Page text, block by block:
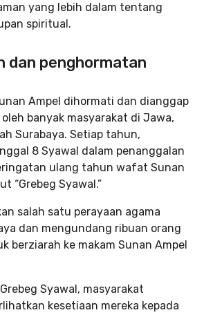
yang lebih dalam tentang
spiritual.
dan penghormatan
Ampel dihormati dan dianggap
banyak masyarakat di Jawa,
Surabaya. Setiap tahun,
8 Syawal dalam penanggalan
ulang tahun wafat Sunan
“Grebeg Syawal.”
salah satu perayaan agama
dan mengundang ribuan orang
berziarah ke makam Sunan Ampel
Syawal, masyarakat
kesetiaan mereka kepada